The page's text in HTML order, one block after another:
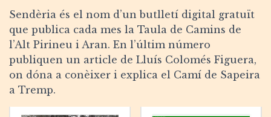
Ó
Sendèria és el nom d’un butlletí digital gratuït
que publica cada mes la Taula de Camins de
l’Alt Pirineu i Aran. En l’últim número
publiquen un article de Lluís Colomés Figuera,
on dóna a conèixer i explica el Camí de Sapeira
a Tremp.